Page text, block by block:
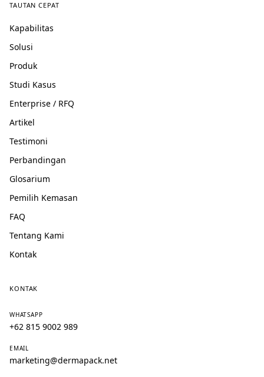
TAUTAN CEPAT
Kapabilitas
Solusi
Produk
Studi Kasus
Enterprise / RFQ
Artikel
Testimoni
Perbandingan
Glosarium
Pemilih Kemasan
FAQ
Tentang Kami
Kontak
KONTAK
WHATSAPP
+62 815 9002 989
EMAIL
marketing@dermapack.net